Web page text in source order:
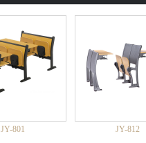
JY-801 JY-812